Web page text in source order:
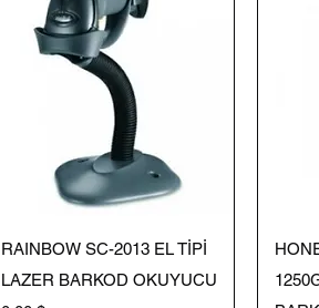
Schnellansicht
RAINBOW SC-2013 EL TİPİ
LAZER BARKOD OKUYUCU